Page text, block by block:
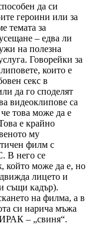
да си
героини или за
темата за
– едва ли
на полезна
Говорейки за
които е
секс в
да го споделят
видеоклипове са
това може да е
е крайно
му
филм с
В него се
който може да е, но
лицето и
същи кадър).
на филма, а в
си нарича мъжа
– „свиня“.